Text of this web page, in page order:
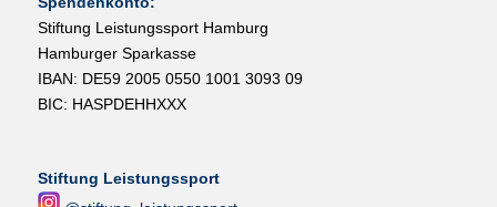
Stiftung Leistungssport Hamburg
Hamburger Sparkasse
IBAN: DE59 2005 0550 1001 3093 09
BIC: HASPDEHHXXX
Stiftung Leistungssport